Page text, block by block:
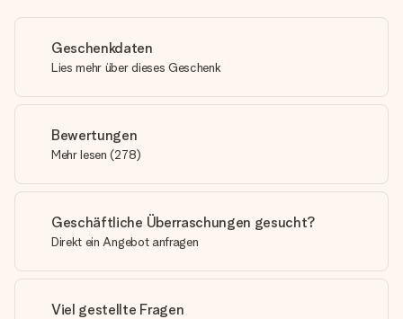
Geschenkdaten
Lies mehr über dieses Geschenk
Bewertungen
Mehr lesen (278)
Geschäftliche Überraschungen gesucht?
Direkt ein Angebot anfragen
Viel gestellte Fragen